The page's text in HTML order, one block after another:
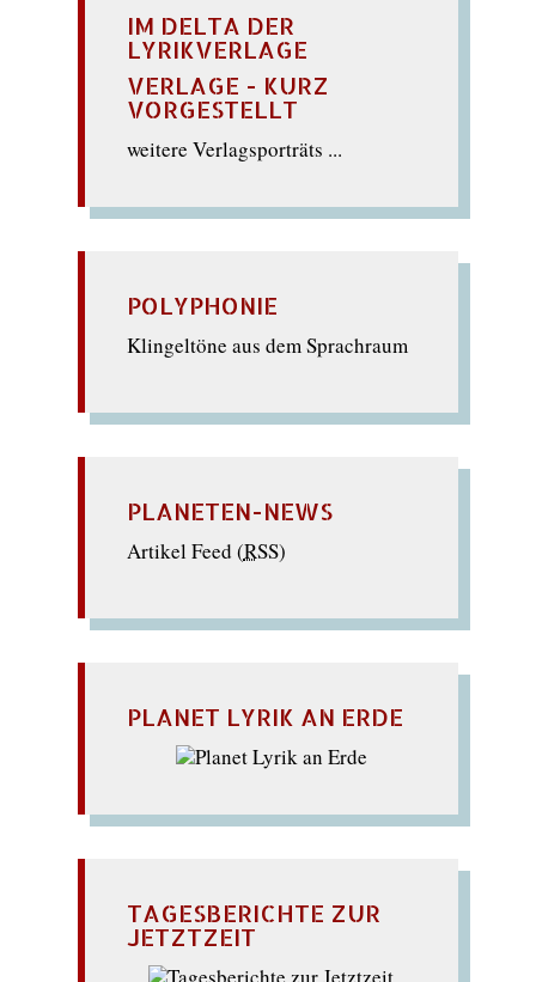
IM DELTA DER
LYRIKVERLAGE
VERLAGE - KURZ
VORGESTELLT
weitere Verlagsporträts ...
POLYPHONIE
Klingeltöne aus dem Sprachraum
PLANETEN-NEWS
Artikel Feed (RSS)
PLANET LYRIK AN ERDE
TAGESBERICHTE ZUR
JETZTZEIT